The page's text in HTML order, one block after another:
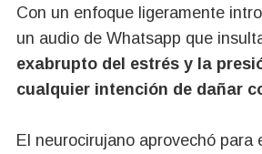
Con un enfoque ligeramente
un audio de Whatsapp que
exabrupto del estrés y la
cualquier intención de dañar
El neurocirujano aprovechó